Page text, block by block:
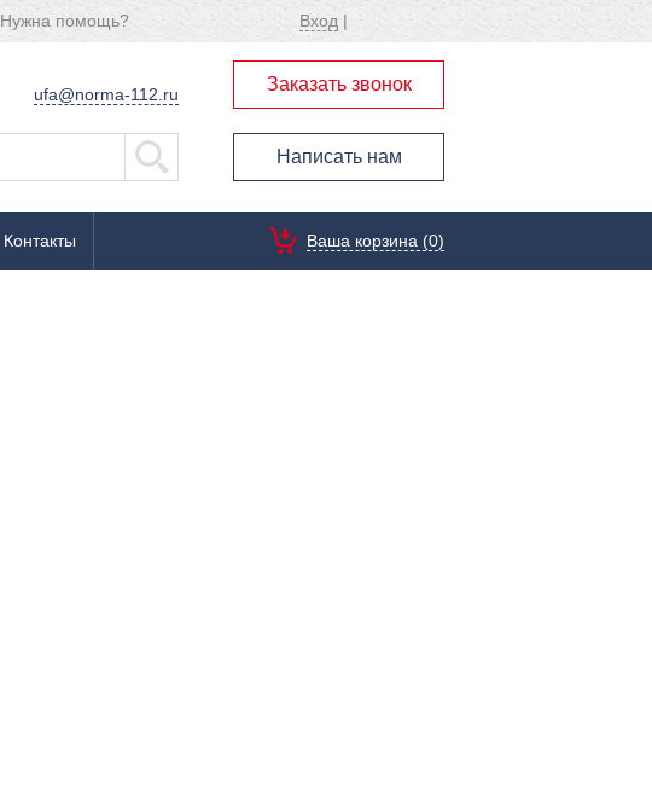
Нужна помощь? Вход |
ufa@norma-112.ru Заказать звонок
Написать нам
Контакты Ваша корзина (0)